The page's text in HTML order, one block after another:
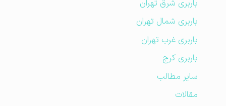
باربری شرق تهران
باربری شمال تهران
باربری غرب تهران
باربری کرج
سایر مطالب
مقالات